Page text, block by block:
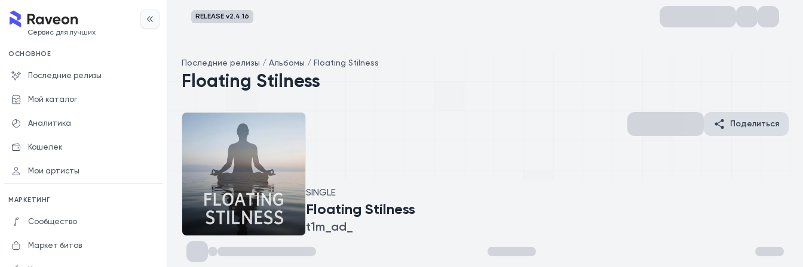
Сервис для лучших
ОСНОВНОЕ
Последние релизы
Мой каталог
Аналитика
Кошелек
Мои артисты
МАРКЕТИНГ
Сообщество
Маркет битов
RELEASE v2.4.16
Последние релизы / Альбомы / Floating Stilness
Floating Stilness
SINGLE
Floating Stilness
t1m_ad_
Поделиться